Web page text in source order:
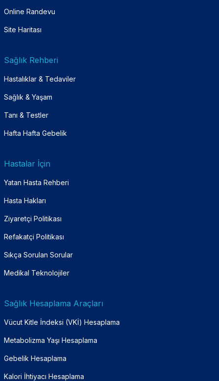
Online Randevu
Site Haritası
Sağlık Rehberi
Hastalıklar & Tedaviler
Sağlık & Yaşam
Tanı & Testler
Hafta Hafta Gebelik
Hastalar İçin
Yatan Hasta Rehberi
Hasta Hakları
Ziyaretçi Politikası
Refakatçi Politikası
Sıkça Sorulan Sorular
Medikal Teknolojiler
Sağlık Hesaplama Araçları
Vücut Kitle İndeksi (VKİ) Hesaplama
Metabolizma Yaşı Hesaplama
Gebelik Hesaplama
Kalori İhtiyacı Hesaplama